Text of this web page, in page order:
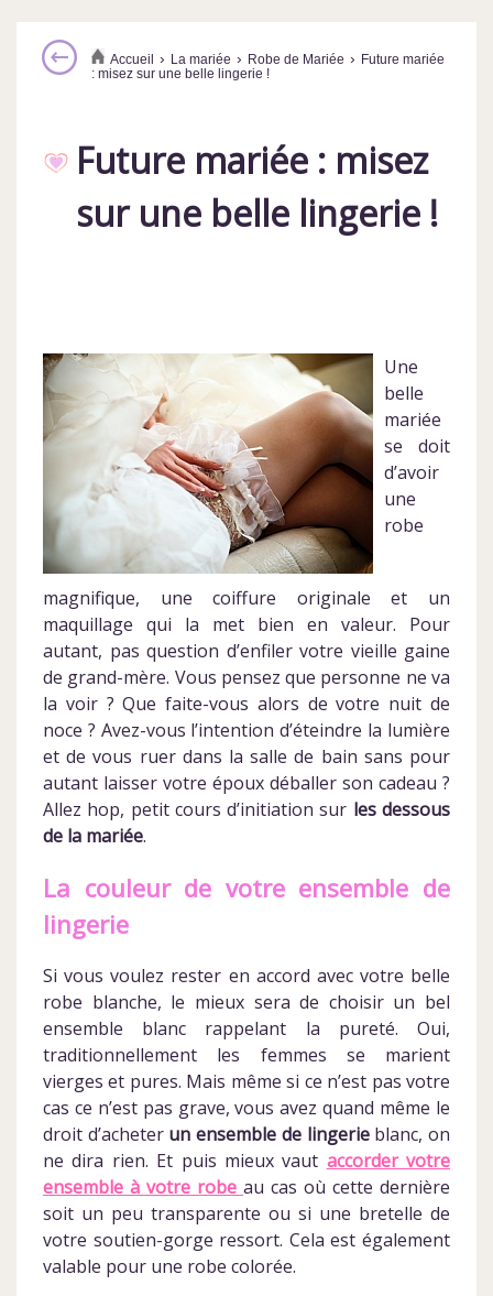
Accueil › La mariée › Robe de Mariée › Future mariée
: misez sur une belle lingerie !
Future mariée : misez
sur une belle lingerie !
Une
belle
mariée
se doit
d’avoir
une
robe
magnifique, une coiffure originale et un
maquillage qui la met bien en valeur. Pour
autant, pas question d’enfiler votre vieille gaine
de grand-mère. Vous pensez que personne ne va
la voir ? Que faite-vous alors de votre nuit de
noce ? Avez-vous l’intention d’éteindre la lumière
et de vous ruer dans la salle de bain sans pour
autant laisser votre époux déballer son cadeau ?
Allez hop, petit cours d’initiation sur les dessous
de la mariée.
La couleur de votre ensemble de
lingerie
Si vous voulez rester en accord avec votre belle
robe blanche, le mieux sera de choisir un bel
ensemble blanc rappelant la pureté. Oui,
traditionnellement les femmes se marient
vierges et pures. Mais même si ce n’est pas votre
cas ce n’est pas grave, vous avez quand même le
droit d’acheter un ensemble de lingerieblanc, on
ne dira rien. Et puis mieux vaut accorder votre
ensemble à votre robe au cas où cette dernière
soit un peu transparente ou si une bretelle de
votre soutien-gorge ressort. Cela est également
valable pour une robe colorée.